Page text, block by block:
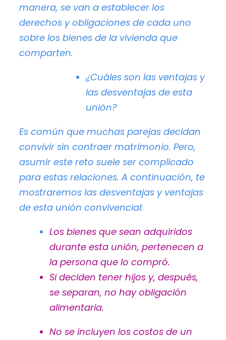
manera, se van a establecer los
derechos y obligaciones de cada uno
sobre los bienes de la vivienda que
comparten.
¿Cuáles son las ventajas y
las desventajas de esta
unión?
Es común que muchas parejas decidan
convivir sin contraer matrimonio. Pero,
asumir este reto suele ser complicado
para estas relaciones. A continuación, te
mostraremos las desventajas y ventajas
de esta unión convivencial:
Los bienes que sean adquiridos
durante esta unión, pertenecen a
la persona que lo compró.
Si deciden tener hijos y, después,
se separan, no hay obligación
alimentaria.
No se incluyen los costos de un